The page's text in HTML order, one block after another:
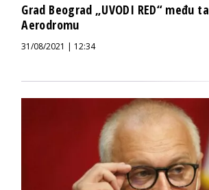
Grad Beograd „UVODI RED“ među
Aerodromu
31/08/2021 | 12:34